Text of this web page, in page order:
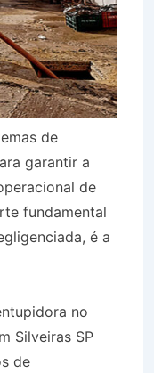
de
garantir a
de
fundamental
é a
no
Silveiras SP
de